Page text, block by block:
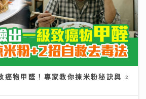
癌物甲醛！專家教你揀米粉秘訣與 2